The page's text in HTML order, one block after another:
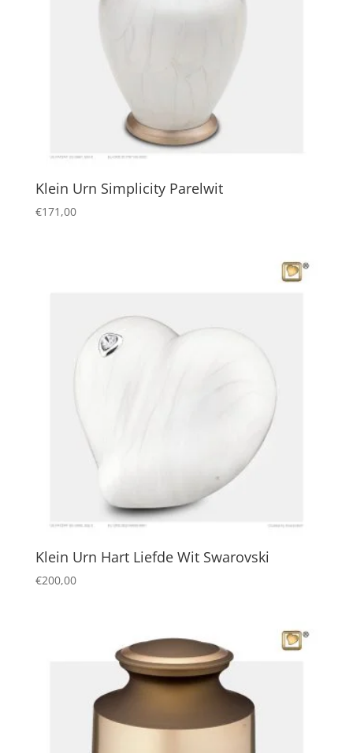
Klein Urn Simplicity Parelwit
€171,00
Klein Urn Hart Liefde Wit Swarovski
€200,00